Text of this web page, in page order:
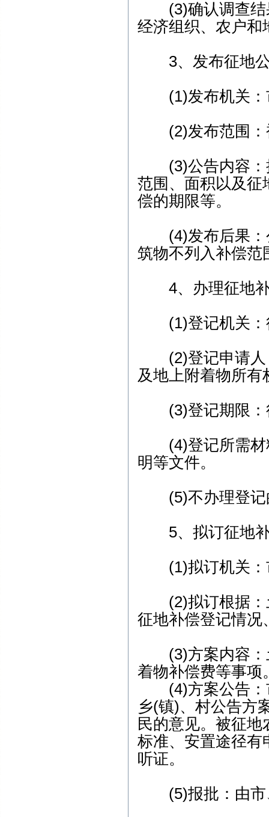
(3)确认调查结
经济组织、农户和
3、发布征地
(1)发布机关：
(2)发布范围：
(3)公告内容：
范围、面积以及征
偿的期限等。
(4)发布后果：
筑物不列入补偿范
4、办理征地补
(1)登记机关：
(2)登记申请人
及地上附着物所有
(3)登记期限：
(4)登记所需材
明等文件。
(5)不办理登记
5、拟订征地补
(1)拟订机关：
(2)拟订根据：
征地补偿登记情况
(3)方案内容：
着物补偿费等事项
(4)方案公告：
乡(镇)、村公告方
民的意见。被征
标准、安置途径有
听证。
(5)报批：由市